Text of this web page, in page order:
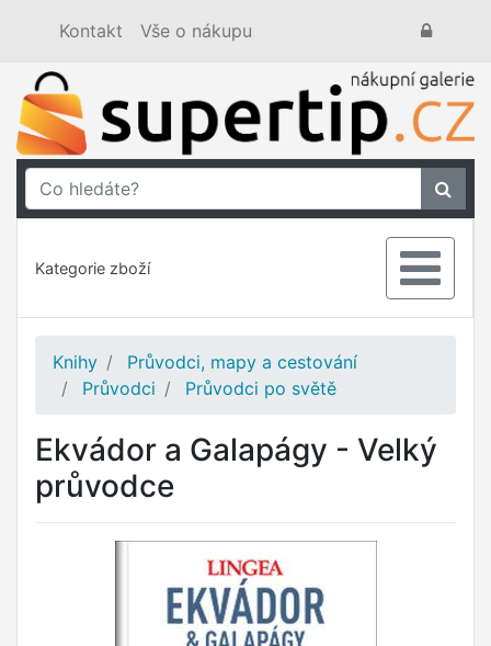
Kontakt Vše o nákupu
Kategorie zboží
Knihy
Průvodci, mapy a cestování
Průvodci
Průvodci po světě
Ekvádor a Galapágy - Velký
průvodce